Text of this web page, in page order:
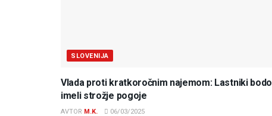
SLOVENIJA
Vlada proti kratkoročnim najemom: Lastniki bodo
imeli strožje pogoje
AVTOR M.K. 06/03/2025